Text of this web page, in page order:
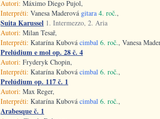
Autori: Máximo Diego Pujol,
Interpréti: Vanesa Maderová gitara 4. roč.,
Suita Karussel 1. Intermezzo, 2. Aria
Autori: Milan Tesař,
Interpréti: Katarína Kubová cimbal 6. roč., Vanesa
Prelúdium e mol op. 28 č. 4
Autori: Fryderyk Chopin,
Interpréti: Katarína Kubová cimbal 6. roč.,
Prelúdium op. 117 č. 1
Autori: Max Reger,
Interpréti: Katarína Kubová cimbal 6. roč.,
Arabesque č. 1